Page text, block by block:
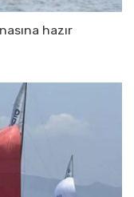
hazır